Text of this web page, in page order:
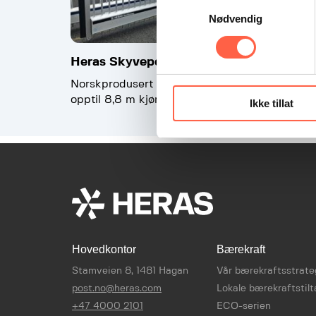
Nødvendig
Ikke tillat
Heras Skyveport NorthLiner
Norskprodusert aluminiumsport for
opptil 8,8 m kjørebredde
Heras
En robust
for
Hovedkontor
Stamveien 8, 1481 Hagan
post.no@heras.com
+47 4000 2101
Bærekraft
Vår
Lokale
ECO-serien